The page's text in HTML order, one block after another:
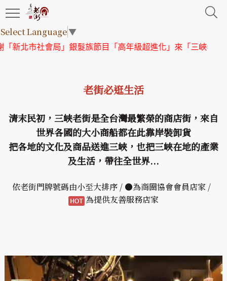
Select Language▼
銀髮族節目「高年級超進化」來「三峽老街」取景 【協會公
老街必逛生活
清末民初，三峽老街是全台灣最繁榮的商店街，來自
世界各國的大小商船都在此靠岸裝卸貨
把各地的文化及商品送進三峽，也把三峽在地的產業
及生活，帶往全世界...
依老街門牌號碼由小至大排序 / ●為商圈協會會員店家 /
為提供友善服務店家